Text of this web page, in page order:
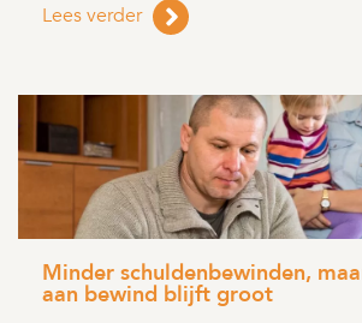
Lees verder
Minder schuldenbewinden,
aan bewind blijft groot